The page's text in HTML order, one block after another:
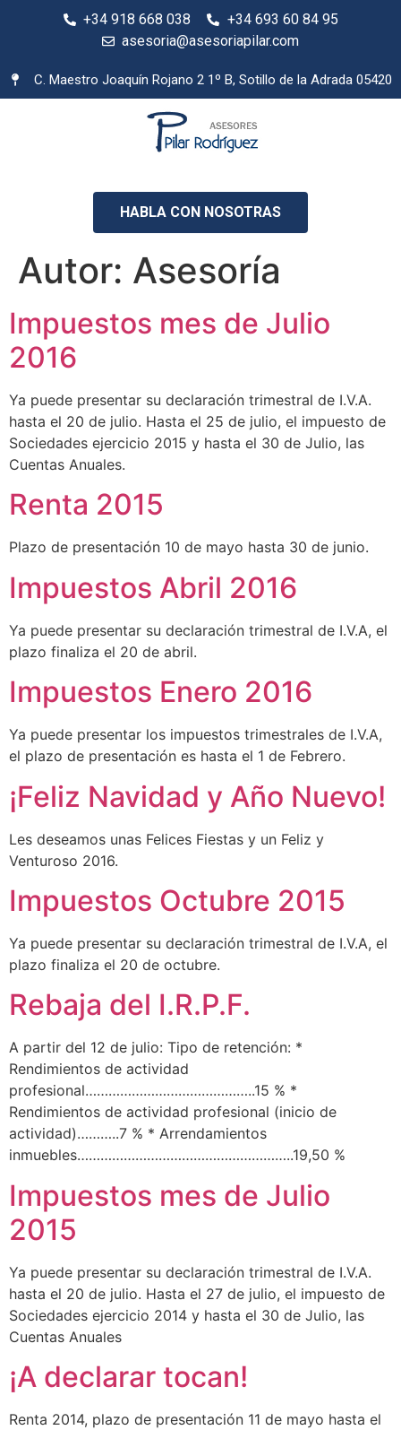
+34 918 668 038
+34 693 60 84 95
asesoria@asesoriapilar.com
C. Maestro Joaquín Rojano 2 1º B, Sotillo de la Adrada 05420
HABLA CON NOSOTRAS
Autor: Asesoría
Impuestos mes de Julio
2016
Ya puede presentar su declaración trimestral de I.V.A.
hasta el 20 de julio. Hasta el 25 de julio, el impuesto de
Sociedades ejercicio 2015 y hasta el 30 de Julio, las
Cuentas Anuales.
Renta 2015
Plazo de presentación 10 de mayo hasta 30 de junio.
Impuestos Abril 2016
Ya puede presentar su declaración trimestral de I.V.A, el
plazo finaliza el 20 de abril.
Impuestos Enero 2016
Ya puede presentar los impuestos trimestrales de I.V.A,
el plazo de presentación es hasta el 1 de Febrero.
¡Feliz Navidad y Año Nuevo!
Les deseamos unas Felices Fiestas y un Feliz y
Venturoso 2016.
Impuestos Octubre 2015
Ya puede presentar su declaración trimestral de I.V.A, el
plazo finaliza el 20 de octubre.
Rebaja del I.R.P.F.
A partir del 12 de julio: Tipo de retención: *
Rendimientos de actividad
profesional……………………………………..15 % *
Rendimientos de actividad profesional (inicio de
actividad)………..7 % * Arrendamientos
inmuebles………………………………………………..19,50 %
Impuestos mes de Julio
2015
Ya puede presentar su declaración trimestral de I.V.A.
hasta el 20 de julio. Hasta el 27 de julio, el impuesto de
Sociedades ejercicio 2014 y hasta el 30 de Julio, las
Cuentas Anuales
¡A declarar tocan!
Renta 2014, plazo de presentación 11 de mayo hasta el